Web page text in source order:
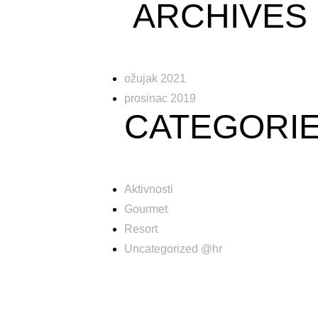
ARCHIVES
ožujak 2021
prosinac 2019
Aktivnosti
Gourmet
Resort
Uncategorized @hr